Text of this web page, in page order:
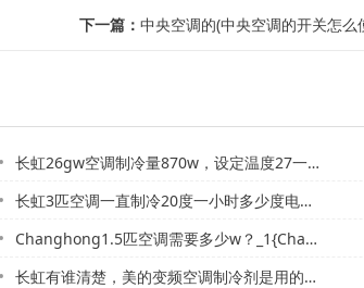
下一篇： 中央空调的(中央空调的开关怎么
长虹26gw空调制冷量870w，设定温度27一小时多少度，带20平方的房子可以吗...
长虹3匹空调一直制冷20度一小时多少度电？_14+长虹3匹空调应该用多粗的线_1
Changhong1.5匹空调需要多少w？_1{Changhong1.5匹空调一...
长虹有谁清楚，美的变频空调制冷剂是用的哪种_2%长虹有谁清楚中央空调维保项目有哪...